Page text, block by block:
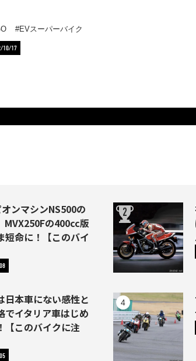
EVスーパーバイク
10/17
ンマシンNS500の
MVX250Fの400cc版
短命に！【このバイ
日本車にない感性と
でイタリア車はじめ
【このバイクに注